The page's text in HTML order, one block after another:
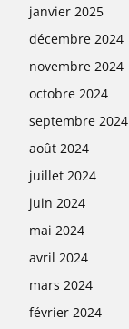
janvier 2025
décembre 2024
novembre 2024
octobre 2024
septembre 2024
août 2024
juillet 2024
juin 2024
mai 2024
avril 2024
mars 2024
février 2024